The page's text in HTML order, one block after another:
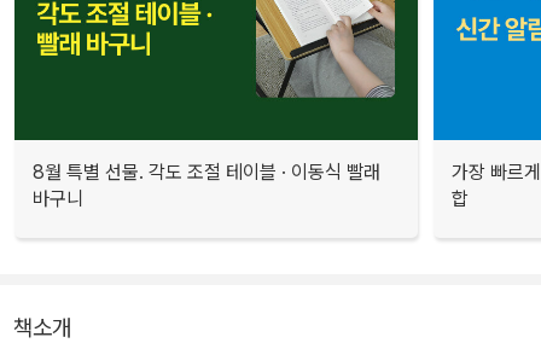
8월 특별 선물. 각도 조절 테이블 · 이동식 빨래
바구니
가장 빠르
합
책소개